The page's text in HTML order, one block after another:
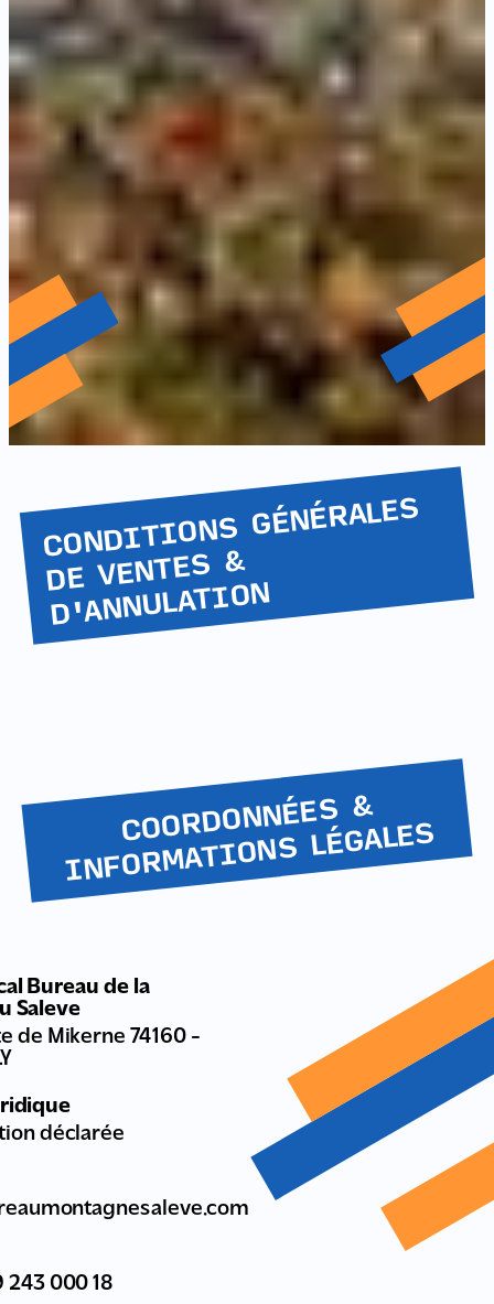
CONDITIONS GÉNÉRALES
DE VENTES &
D'ANNULATION
COORDONNÉES &
INFOR
MATIONS LÉGALES
Bureau de la
Saleve
de Mikerne 74160 -
déclarée
243 000 18